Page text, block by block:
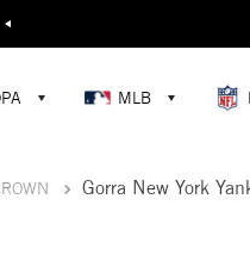
¡Descubre
MLB
Gorra New York